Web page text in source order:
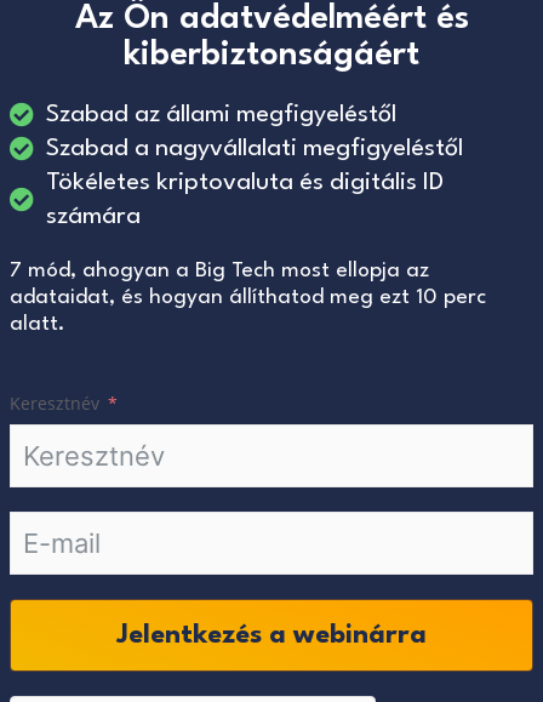
Az Ön adatvédelméért és
kiberbiztonságáért
Szabad az állami megfigyeléstől
Szabad a nagyvállalati megfigyeléstől
Tökéletes kriptovaluta és digitális ID
számára
7 mód, ahogyan a Big Tech most ellopja az
adataidat, és hogyan állíthatod meg ezt 10 perc
alatt.
Keresztnév
Jelentkezés a webinárra